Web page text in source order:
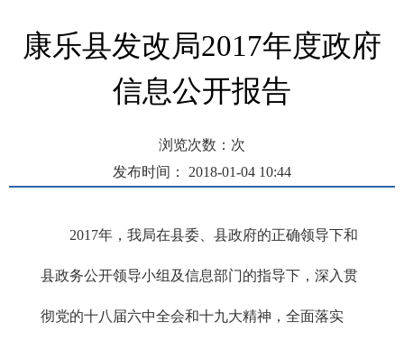
康乐县发改局2017年度政府
信息公开报告
浏览次数： 次
发布时间： 2018-01-04 10:44
2017年，我局在县委、县政府的正确领导下和
县政务公开领导小组及信息部门的指导下，深入贯
彻党的十八届六中全会和十九大精神，全面落实